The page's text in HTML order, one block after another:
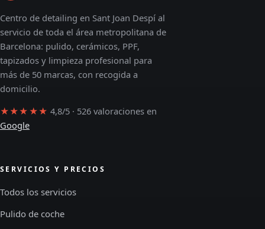
Centro de detailing en Sant Joan Despí al
servicio de toda el área metropolitana de
Barcelona: pulido, cerámicos, PPF,
tapizados y limpieza profesional para
más de 50 marcas, con recogida a
domicilio.
★★★★★ 4,8/5 · 526 valoraciones en
Google
SERVICIOS Y PRECIOS
Todos los servicios
Pulido de coche